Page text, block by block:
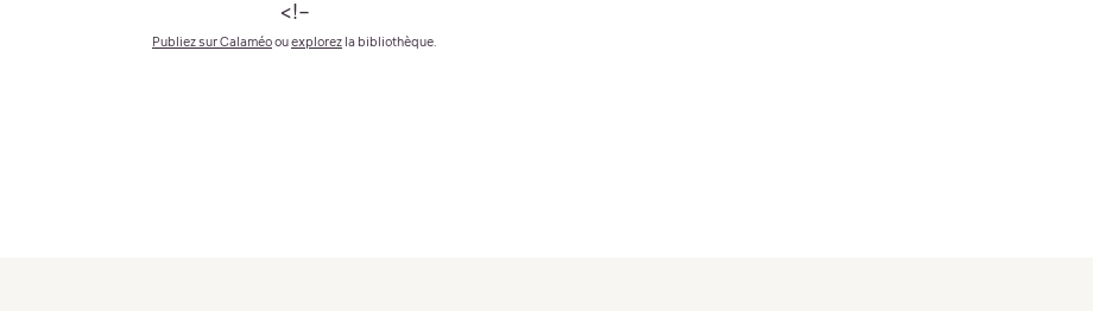
<!–
Publiez sur Calaméoouexplorez la bibliothèque.